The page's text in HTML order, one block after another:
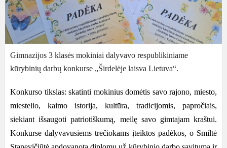
Gimnazijos 3 klasės mokiniai dalyvavo respublikiniame
kūrybinių darbų konkurse „Širdelėje laisva Lietuva“.
Konkurso tikslas: skatinti mokinius domėtis savo rajono, miesto,
miestelio, kaimo istorija, kultūra, tradicijomis, papročiais,
siekiant išsaugoti patriotiškumą, meilę savo gimtajam kraštui.
Konkurse dalyvavusiems trečiokams įteiktos padėkos, o Smiltė